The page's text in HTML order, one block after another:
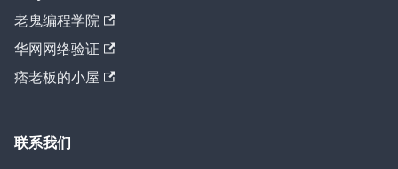
老鬼编程学院
华网网络验证
痞老板的小屋
联系我们